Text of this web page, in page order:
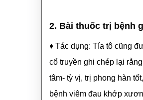
2. Bài thuốc trị bệnh
♦ Tác dụng: Tía tô cũng
cổ truyền ghi chép lại
tâm- tỳ vị, trị phong hàn
bệnh viêm đau khớp